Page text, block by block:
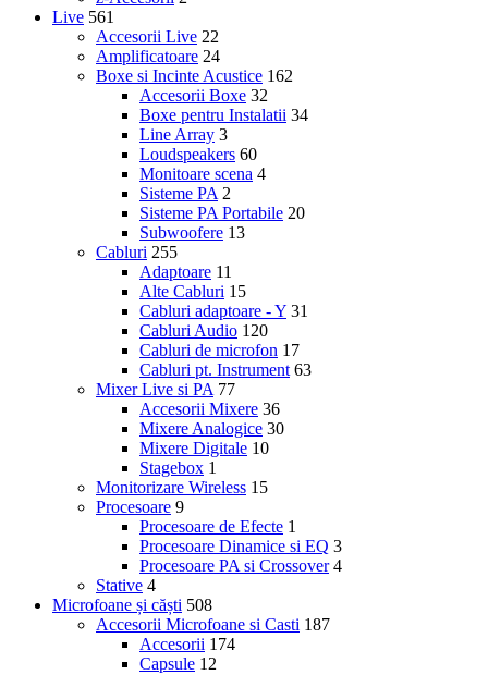
Live 561
Accesorii Live 22
Amplificatoare 24
Boxe si Incinte Acustice 162
Accesorii Boxe 32
Boxe pentru Instalatii 34
Line Array 3
Loudspeakers 60
Monitoare scena 4
Sisteme PA 2
Sisteme PA Portabile 20
Subwoofere 13
Cabluri 255
Adaptoare 11
Alte Cabluri 15
Cabluri adaptoare - Y 31
Cabluri Audio 120
Cabluri de microfon 17
Cabluri pt. Instrument 63
Mixer Live si PA 77
Accesorii Mixere 36
Mixere Analogice 30
Mixere Digitale 10
Stagebox 1
Monitorizare Wireless 15
Procesoare 9
Procesoare de Efecte 1
Procesoare Dinamice si EQ 3
Procesoare PA si Crossover 4
Stative 4
Microfoane și căști 508
Accesorii Microfoane si Casti 187
Accesorii 174
Capsule 12